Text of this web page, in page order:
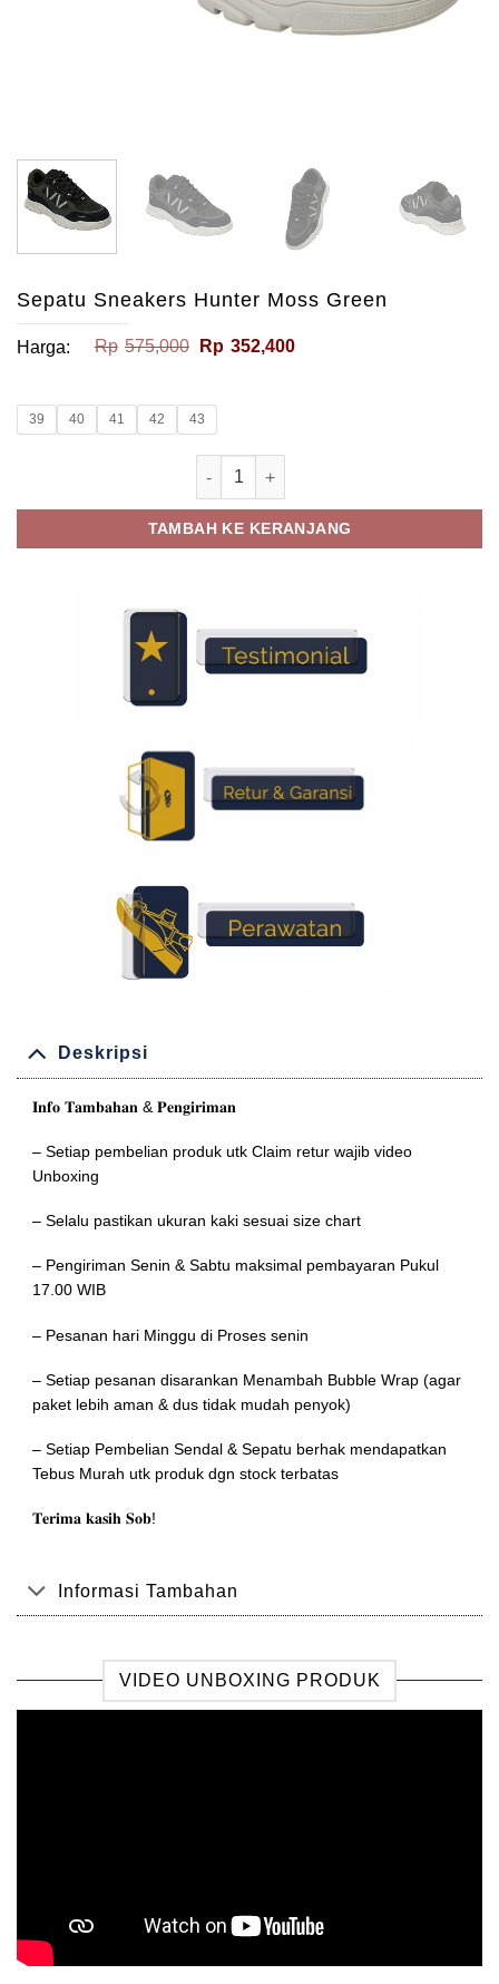
Sepatu Sneakers Hunter Moss Green
Harga: Rp 575,000 Harga
Rp 352,400Harga
39 40 41 42 43
Kuantitas Sepatu Sneakers Hunter
TAMBAH KE KERANJANG
Deskripsi
𝐈𝐧𝐟𝐨 𝐓𝐚𝐦𝐛𝐚𝐡𝐚𝐧 & 𝐏𝐞𝐧𝐠𝐢𝐫𝐢𝐦𝐚𝐧
– Setiap pembelian produk utk Claim retur wajib video
Unboxing
– Selalu pastikan ukuran kaki sesuai size chart
– Pengiriman Senin & Sabtu maksimal pembayaran Pukul
17.00 WIB
– Pesanan hari Minggu di Proses senin
– Setiap pesanan disarankan Menambah Bubble Wrap (agar
paket lebih aman & dus tidak mudah penyok)
– Setiap Pembelian Sendal & Sepatu berhak mendapatkan
Tebus Murah utk produk dgn stock terbatas
𝐓𝐞𝐫𝐢𝐦𝐚 𝐤𝐚𝐬𝐢𝐡 𝐒𝐨𝐛!
Informasi Tambahan
VIDEO UNBOXING PRODUK